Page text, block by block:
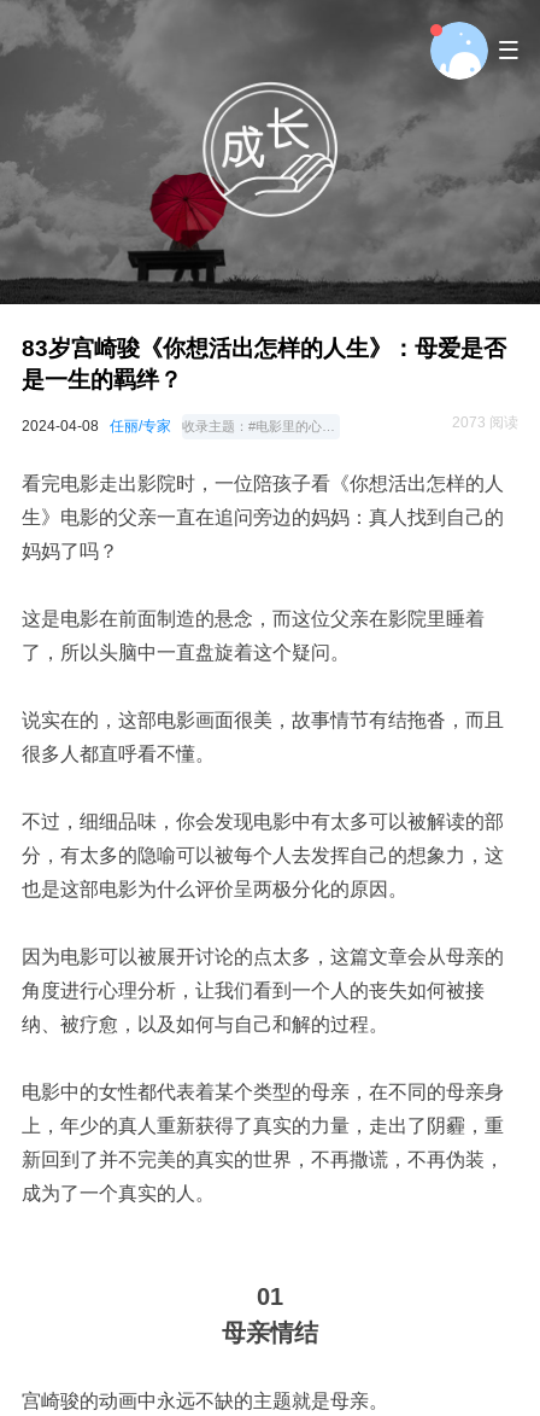
83岁宫崎骏《你想活出怎样的人生》：母爱是否
是一生的羁绊？
2024-04-08 任丽/专家 收录主题： #电影里的心理学 2073 阅读
看完电影走出影院时，一位陪孩子看《你想活出怎样的人
生》电影的父亲一直在追问旁边的妈妈：真人找到自己的
妈妈了吗？
这是电影在前面制造的悬念，而这位父亲在影院里睡着
了，所以头脑中一直盘旋着这个疑问。
说实在的，这部电影画面很美，故事情节有结拖沓，而且
很多人都直呼看不懂。
不过，细细品味，你会发现电影中有太多可以被解读的部
分，有太多的隐喻可以被每个人去发挥自己的想象力，这
也是这部电影为什么评价呈两极分化的原因。
因为电影可以被展开讨论的点太多，这篇文章会从母亲的
角度进行心理分析，让我们看到一个人的丧失如何被接
纳、被疗愈，以及如何与自己和解的过程。
电影中的女性都代表着某个类型的母亲，在不同的母亲身
上，年少的真人重新获得了真实的力量，走出了阴霾，重
新回到了并不完美的真实的世界，不再撒谎，不再伪装，
成为了一个真实的人。
01
母亲情结
宫崎骏的动画中永远不缺的主题就是母亲。